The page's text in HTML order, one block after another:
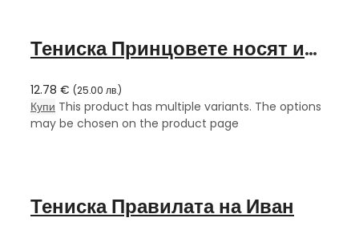
Тениска Принцовете носят името Иван
12.78 € (25.00 лв.)
Купи This product has multiple variants. The options
may be chosen on the product page
Тениска Правилата на Иван